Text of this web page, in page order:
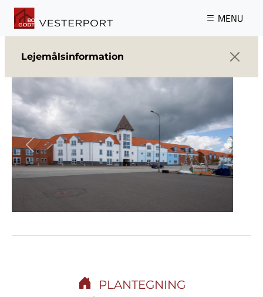
Gå til hovedindhold
MENU
Lejemålsinformation
Previous Next
PLANTEGNING